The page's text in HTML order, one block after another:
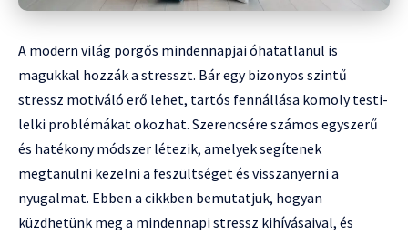
A modern világ pörgős mindennapjai óhatatlanul is
magukkal hozzák a stresszt. Bár egy bizonyos szintű
stressz motiváló erő lehet, tartós fennállása komoly testi-
lelki problémákat okozhat. Szerencsére számos egyszerű
és hatékony módszer létezik, amelyek segítenek
megtanulni kezelni a feszültséget és visszanyerni a
nyugalmat. Ebben a cikkben bemutatjuk, hogyan
küzdhetünk meg a mindennapi stressz kihívásaival, és